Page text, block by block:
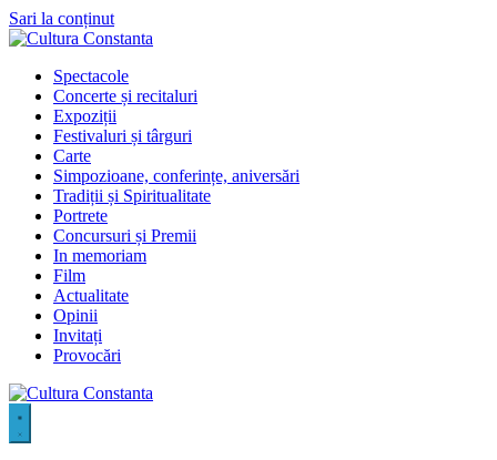
Sari la conținut
Spectacole
Concerte și recitaluri
Expoziții
Festivaluri și târguri
Carte
Simpozioane, conferințe, aniversări
Tradiții și Spiritualitate
Portrete
Concursuri și Premii
In memoriam
Film
Actualitate
Opinii
Invitați
Provocări